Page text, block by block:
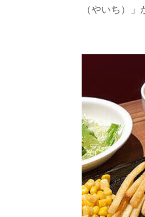
（やいち）